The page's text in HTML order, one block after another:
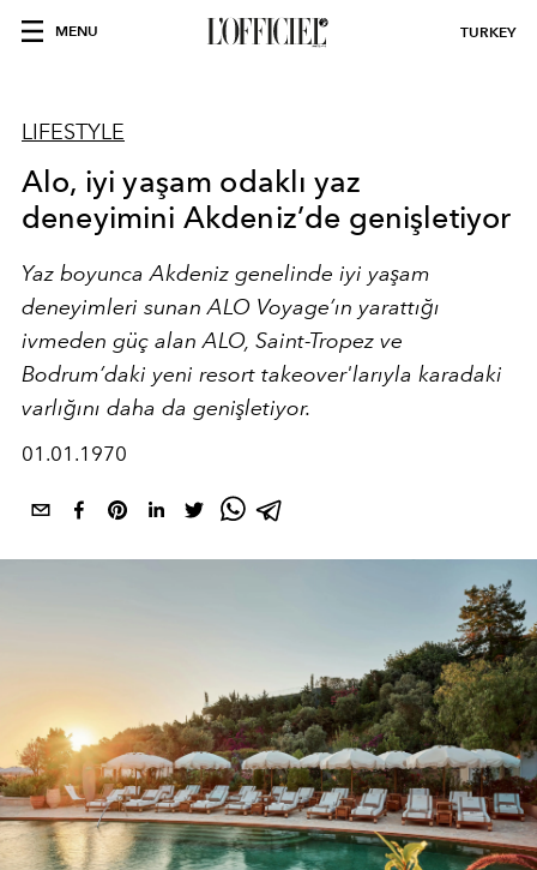
MENU TURKEY
LIFESTYLE
Alo, iyi yaşam odaklı yaz
deneyimini Akdeniz’de genişletiyor
Yaz boyunca Akdeniz genelinde iyi yaşam
deneyimleri sunan ALO Voyage’ın yarattığı
ivmeden güç alan ALO, Saint-Tropez ve
Bodrum’daki yeni resort takeover'larıyla karadaki
varlığını daha da genişletiyor.
01.01.1970